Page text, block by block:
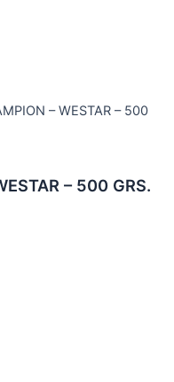
– WESTAR – 500
– 500 GRS.